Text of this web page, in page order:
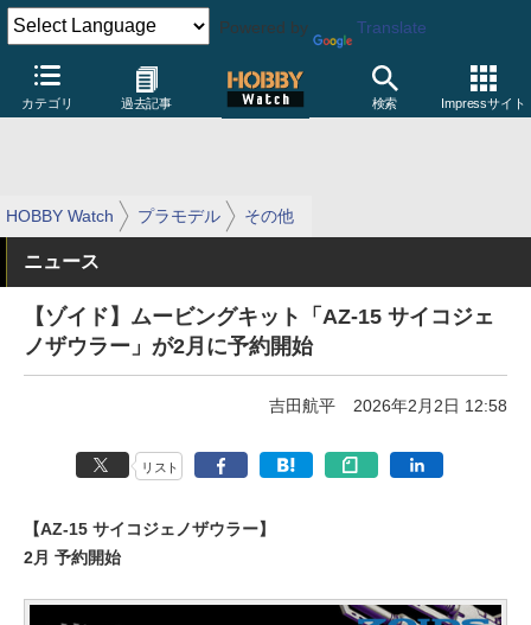
Powered by Translate
カテゴリ 過去記事 検索 Impressサイト
HOBBY Watch プラモデル その他
ニュース
【ゾイド】ムービングキット「AZ-15 サイコジェ
ノザウラー」が2月に予約開始
吉田航平 2026年2月2日 12:58
リスト
【AZ-15 サイコジェノザウラー】
2月 予約開始